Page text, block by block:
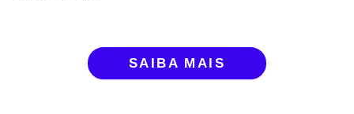
SAIBA MAIS